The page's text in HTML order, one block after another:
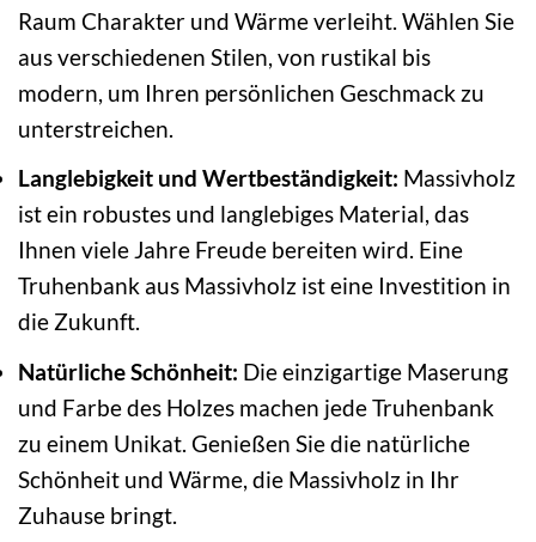
Raum Charakter und Wärme verleiht. Wählen Sie
aus verschiedenen Stilen, von rustikal bis
modern, um Ihren persönlichen Geschmack zu
unterstreichen.
Langlebigkeit und Wertbeständigkeit: Massivholz
ist ein robustes und langlebiges Material, das
Ihnen viele Jahre Freude bereiten wird. Eine
Truhenbank aus Massivholz ist eine Investition in
die Zukunft.
Natürliche Schönheit: Die einzigartige Maserung
und Farbe des Holzes machen jede Truhenbank
zu einem Unikat. Genießen Sie die natürliche
Schönheit und Wärme, die Massivholz in Ihr
Zuhause bringt.